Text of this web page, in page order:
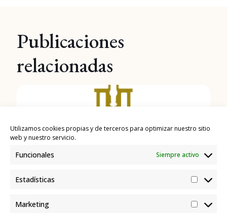
Utilizamos cookies propias y de terceros para optimizar nuestro sitio
web y nuestro servicio.
Funcionales Siempre activo
Estadísticas
Marketing
Publicaciones
relacionadas